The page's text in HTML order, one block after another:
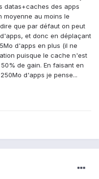
datas+caches des apps
au moins le
que par défaut on peut
et donc en déplaçant
d'apps en plus (il ne
puisque le cache n'est
de gain. En faisant en
d'apps je pense...